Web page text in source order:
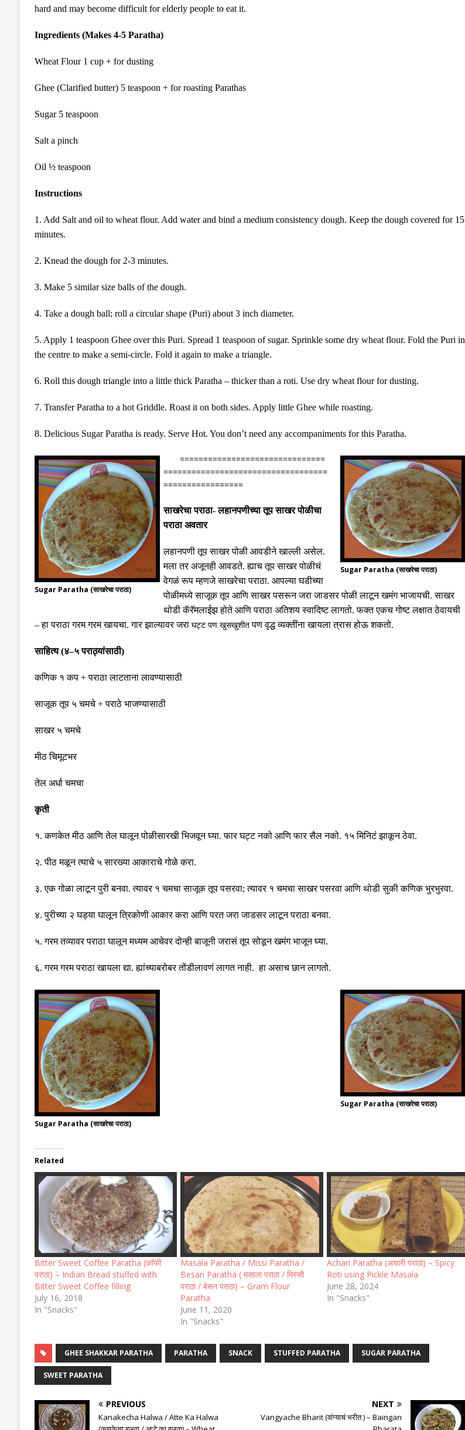
hard and may become difficult for elderly people to eat it.
Ingredients (Makes 4-5 Paratha)
Wheat Flour 1 cup + for dusting
Ghee (Clarified butter) 5 teaspoon + for roasting Parathas
Sugar 5 teaspoon
Salt a pinch
Oil ½ teaspoon
Instructions
1. Add Salt and oil to wheat flour. Add water and bind a medium consistency dough. Keep the dough covered for 15
minutes.
2. Knead the dough for 2-3 minutes.
3. Make 5 similar size balls of the dough.
4. Take a dough ball; roll a circular shape (Puri) about 3 inch diameter.
5. Apply 1 teaspoon Ghee over this Puri. Spread 1 teaspoon of sugar. Sprinkle some dry wheat flour. Fold the Puri in
the centre to make a semi-circle. Fold it again to make a triangle.
6. Roll this dough triangle into a little thick Paratha – thicker than a roti. Use dry wheat flour for dusting.
7. Transfer Paratha to a hot Griddle. Roast it on both sides. Apply little Ghee while roasting.
8. Delicious Sugar Paratha is ready. Serve Hot. You don’t need any accompaniments for this Paratha.
Sugar Paratha (साखरेचा पराठा)
Sugar Paratha (साखरेचा पराठा)
===============================
===================================
=================
साखरेचा पराठा- लहानपणीच्या तूप साखर पोळीचा
पराठा अवतार
लहानपणी तूप साखर पोळी आवडीने खाल्ली असेल.
मला तर अजूनही आवडते.ह्याच तूप साखर पोळीचं
वेगळं रूप म्हणजे साखरेचा पराठा. आपल्या घडीच्या
पोळीमध्ये साजूक तूप आणि साखर पसरून जरा जाडसर पोळी लाटून खमंग भाजायची.साखर
थोडी कॅरॅमलाईझ होते आणि पराठा अतिशय स्वादिष्ट लागतो.फक्त एकच गोष्ट लक्षात ठेवायची
–हा पराठा गरम गरम खायचा.गार झाल्यावर जरा घट्ट पण खुसखुशीतपण वृद्ध व्यक्तींना खायला त्रास होऊ शकतो.
साहित्य(४–५ पराठ्यांसाठी)
कणिक १ कप +पराठा लाटताना लावण्यासाठी
साजूक तूप ५ चमचे +पराठे भाजण्यासाठी
साखर ५ चमचे
मीठ चिमूटभर
तेल अर्धा चमचा
कृती
१.कणकेत मीठ आणि तेल घालून पोळीसारखी भिजवून घ्या.फार घट्ट नको आणि फार सैल नको. १५ मिनिटं झाकून ठेवा.
२.पीठ मळून त्याचे ५ सारख्या आकाराचे गोळे करा.
३.एक गोळा लाटून पुरी बनवा.त्यावर १ चमचा साजूक तूप पसरवा;त्यावर १ चमचा साखर पसरवा आणि थोडी सुकी कणिक भुरभुरवा.
४.पुरीच्या २ घड्या घालून त्रिकोणी आकार करा आणि परत जरा जाडसर लाटून पराठा बनवा.
५.गरम तव्यावर पराठा घालून मध्यम आचेवर दोन्ही बाजूनी जरासं तूप सोडून खमंग भाजून घ्या.
६.गरम गरम पराठा खायला द्या.ह्यांच्याबरोबर तोंडीलावणं लागत नाही.हा असाच छान लागतो.
Sugar Paratha (साखरेचा पराठा)
Sugar Paratha (साखरेचा पराठा)
Related
Bitter Sweet Coffee Paratha (कॉफी
पराठा) – Indian Bread stuffed with
Bitter Sweet Coffee filling
July 16, 2018
In "Snacks"
Masala Paratha / Missi Paratha /
Besan Paratha ( मसाला पराठा / मिस्सी
पराठा / बेसन पराठा) – Gram Flour
Paratha
June 11, 2020
In "Snacks"
Achari Paratha (अचारी पराठा) – Spicy
Roti using Pickle Masala
June 28, 2024
In "Snacks"
GHEE SHAKKAR PARATHA PARATHA SNACK STUFFED PARATHA SUGAR PARATHA
SWEET PARATHA
PREVIOUS
Kanakecha Halwa / Atte Ka Halwa
NEXT
Vangyache Bharit (वांग्याचं भरीत ) – Baingan